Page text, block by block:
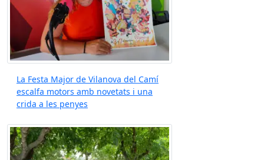
La Festa Major de Vilanova del Camí
escalfa motors amb novetats i una
crida a les penyes